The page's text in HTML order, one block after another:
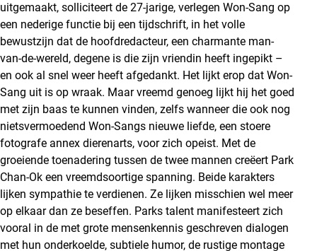
uitgemaakt, solliciteert de 27-jarige, verlegen Won-Sang op
een nederige functie bij een tijdschrift, in het volle
bewustzijn dat de hoofdredacteur, een charmante man-
van-de-wereld, degene is die zijn vriendin heeft ingepikt –
en ook al snel weer heeft afgedankt. Het lijkt erop dat Won-
Sang uit is op wraak. Maar vreemd genoeg lijkt hij het goed
met zijn baas te kunnen vinden, zelfs wanneer die ook nog
nietsvermoedend Won-Sangs nieuwe liefde, een stoere
fotografe annex dierenarts, voor zich opeist. Met de
groeiende toenadering tussen de twee mannen creëert Park
Chan-Ok een vreemdsoortige spanning. Beide karakters
lijken sympathie te verdienen. Ze lijken misschien wel meer
op elkaar dan ze beseffen. Parks talent manifesteert zich
vooral in de met grote mensenkennis geschreven dialogen
met hun onderkoelde, subtiele humor, de rustige montage